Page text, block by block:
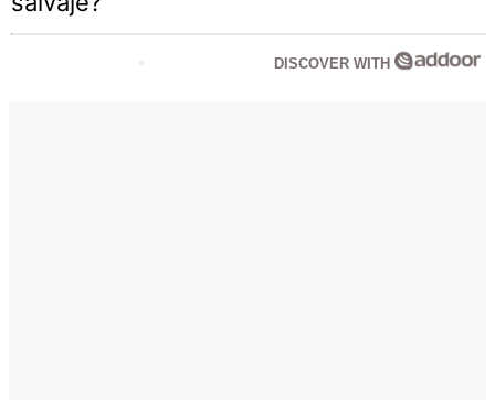
DISCOVER WITH